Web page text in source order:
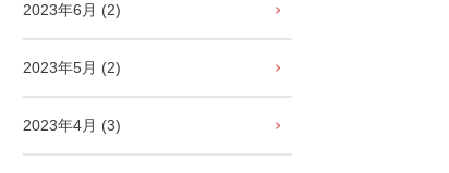
2023年6月 (2)
2023年5月 (2)
2023年4月 (3)